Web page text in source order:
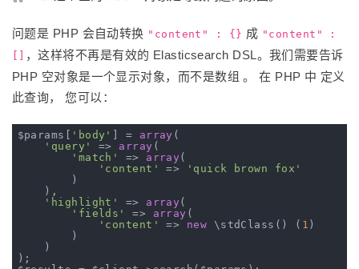
问题是 PHP 会自动转换 "content" : {} 成 "content" :
，这样将不再是有效的 Elasticsearch DSL。我们需要告诉
PHP 空对象是一个显示对象，而不是数组 。 在 PHP 中 定义
此查询， 您可以：
$params[ 'body' ] = array (
'query'
=> array (
'match'
=> array (
'content'
=>
'quick brown fox'
        )
    ),
'highlight'
=> array (
'fields'
=> array (
'content'
=> new \stdClass() ( 1 )
        )
    )
);